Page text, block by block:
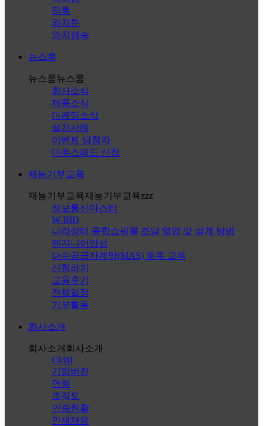
틱톡
와치툰
와치캠송
뉴스룸
뉴스룸뉴스룸
회사소식
제품소식
마케팅소식
설치사례
이벤트 당첨자
마우스패드 신청
재능기부교육
재능기부교육재능기부교육zzz
정보통신마스터
W-BID
나라장터 종합쇼핑몰 조달 영업 및 설계 방법
엔지니어양성
다수공급자계약(MAS) 등록 교육
신청하기
교육후기
전체일정
기부활동
회사소개
회사소개 회사소개
CI/BI
기업비전
연혁
조직도
인증현황
인재채용